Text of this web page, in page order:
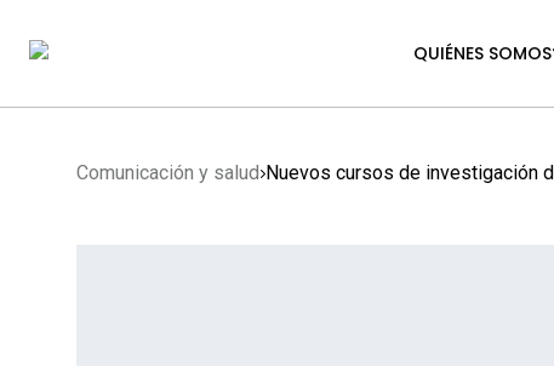
QUIÉNES SOMOS
Comunicación y salud Nuevos cursos de investigación